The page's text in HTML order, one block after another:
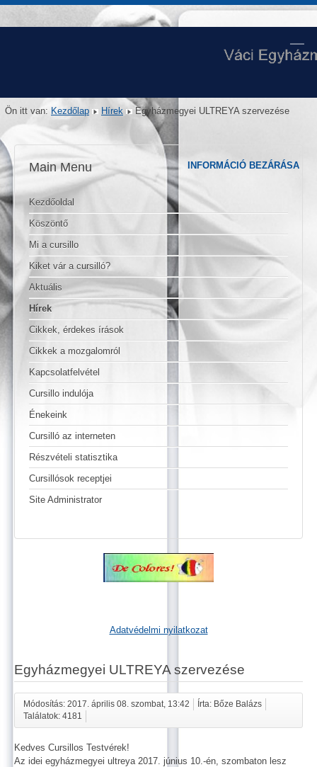
Ön itt van: Kezdőlap Hírek Egyházmegyei ULTREYA szervezése
Main Menu
Kezdőoldal
Köszöntő
Mi a cursillo
Kiket vár a cursilló?
Aktuális
Hírek
Cikkek, érdekes írások
Cikkek a mozgalomról
Kapcsolatfelvétel
Cursillo indulója
Énekeink
Cursilló az interneten
Részvételi statisztika
Cursillósok receptjei
Site Administrator
Adatvédelmi nyilatkozat
Egyházmegyei ULTREYA szervezése
Módosítás: 2017. április 08. szombat, 13:42
Írta: Bőze Balázs
Találatok: 4181
Kedves Cursillos Testvérek!
Az idei egyházmegyei ultreya 2017. június 10.-én, szombaton lesz
INFORMÁCIÓ BEZÁRÁSA